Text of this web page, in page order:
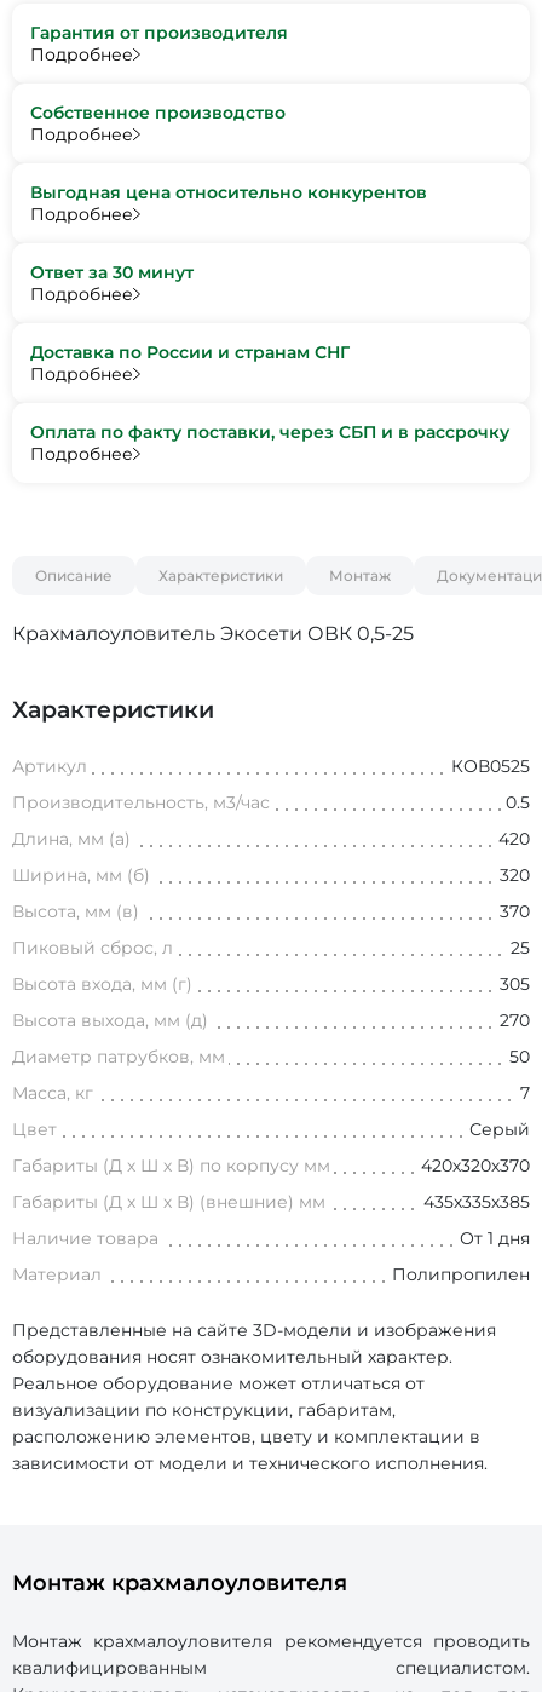
Гарантия от производителя
Подробнее
Собственное производство
Подробнее
Выгодная цена относительно конкурентов
Подробнее
Ответ за 30 минут
Подробнее
Доставка по России и странам СНГ
Подробнее
Оплата по факту поставки, через СБП и в рассрочку
Подробнее
Описание Характеристики Монтаж
Крахмалоуловитель Экосети ОВК 0,5-25
Характеристики
Артикул
КОВ0525
Производительность, м3/час
0.5
Длина, мм (а)
420
Ширина, мм (б)
320
Высота, мм (в)
370
Пиковый сброс, л
25
Высота входа, мм (г)
305
Высота выхода, мм (д)
270
Диаметр патрубков, мм
50
Масса, кг
7
Цвет
Серый
Габариты (Д х Ш х В) по корпусу мм
420х320х370
Габариты (Д х Ш х В) (внешние) мм
435х335х385
Наличие товара
От 1 дня
Материал
Полипропилен
Представленные на сайте 3D-модели и изображения
оборудования носят ознакомительный характер.
Реальное оборудование может отличаться от
визуализации по конструкции, габаритам,
расположению элементов, цвету и комплектации в
зависимости от модели и технического исполнения.
Монтаж крахмалоуловителя
Монтаж крахмалоуловителя рекомендуется проводить
квалифицированным специалистом.